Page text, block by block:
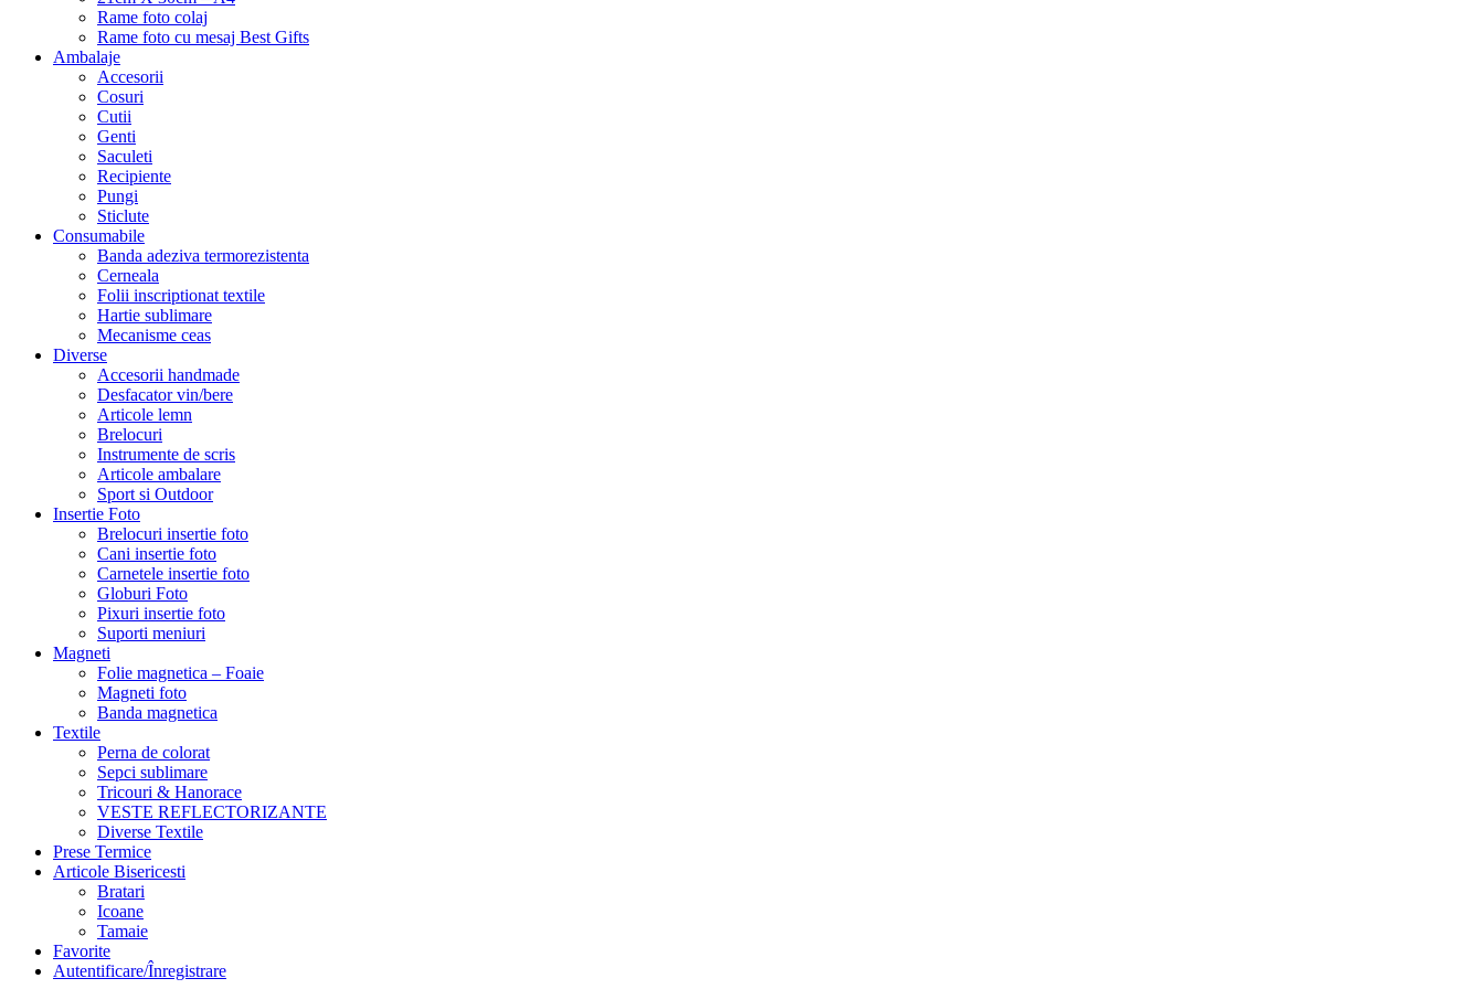
Rame foto colaj
Rame foto cu mesaj Best Gifts
Ambalaje
Accesorii
Cosuri
Cutii
Genti
Saculeti
Recipiente
Pungi
Sticlute
Consumabile
Banda adeziva termorezistenta
Cerneala
Folii inscriptionat textile
Hartie sublimare
Mecanisme ceas
Diverse
Accesorii handmade
Desfacator vin/bere
Articole lemn
Brelocuri
Instrumente de scris
Articole ambalare
Sport si Outdoor
Insertie Foto
Brelocuri insertie foto
Cani insertie foto
Carnetele insertie foto
Globuri Foto
Pixuri insertie foto
Suporti meniuri
Magneti
Folie magnetica – Foaie
Magneti foto
Banda magnetica
Textile
Perna de colorat
Sepci sublimare
Tricouri & Hanorace
VESTE REFLECTORIZANTE
Diverse Textile
Prese Termice
Articole Bisericesti
Bratari
Icoane
Tamaie
Favorite
Autentificare/Înregistrare